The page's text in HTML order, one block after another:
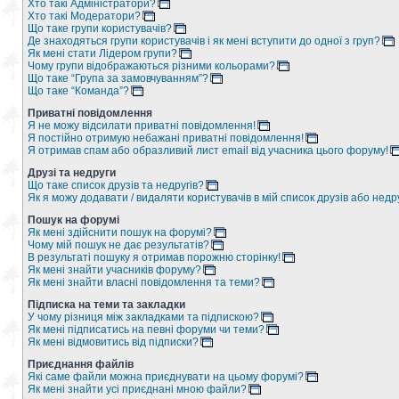
Хто такі Адміністратори?
Хто такі Модератори?
Що таке групи користувачів?
Де знаходяться групи користувачів і як мені вступити до одної з груп?
Як мені стати Лідером групи?
Чому групи відображаються різними кольорами?
Що таке “Група за замовчуванням”?
Що таке “Команда”?
Приватні повідомлення
Я не можу відсилати приватні повідомлення!
Я постійно отримую небажані приватні повідомлення!
Я отримав спам або образливий лист email від учасника цього форуму!
Друзі та недруги
Що таке список друзів та недругів?
Як я можу додавати / видаляти користувачів в мій список друзів або
Пошук на форумі
Як мені здійснити пошук на форумі?
Чому мій пошук не дає результатів?
В результаті пошуку я отримав порожню сторінку!
Як мені знайти учасників форуму?
Як мені знайти власні повідомлення та теми?
Підписка на теми та закладки
У чому різниця між закладками та підпискою?
Як мені підписатись на певні форуми чи теми?
Як мені відмовитись від підписки?
Приєднання файлів
Які саме файли можна приєднувати на цьому форумі?
Як мені знайти усі приєднані мною файли?